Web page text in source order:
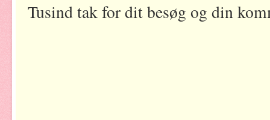
Tusind tak for dit besøg og din